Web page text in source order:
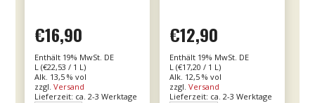
€16,90
Enthält 19% MwSt. DE
L (€22,53 / 1 L)
Alk. 13,5 % vol
zzgl. Versand
Lieferzeit: ca. 2-3 Werktage
€12,90
Enthält 19% MwSt. DE
L (€17,20 / 1 L)
Alk. 12,5 % vol
zzgl.Versand
Lieferzeit: ca. 2-3 Werktage